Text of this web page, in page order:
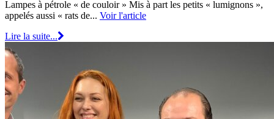
Lampes à pétrole « de couloir » Mis à part les petits « lumignons »,
appelés aussi « rats de... Voir l'article
Lire la suite...